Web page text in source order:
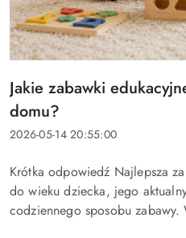
Tytuł
artykułu:
Jakie zabawki
domu?
Data
2026-05-14 20:55:00
Treść
artykułu:
Krótka odpowiedź Najlepsza
do wieku dziecka, jego
codziennego sposobu